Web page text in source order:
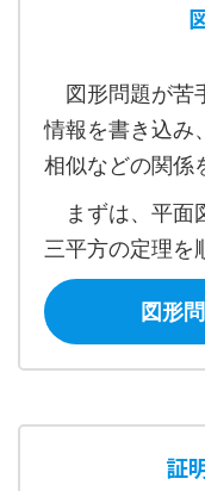
図形問題が苦
情報を書き込み
相似などの関係
まずは、平面
三平方の定理を
図形
証